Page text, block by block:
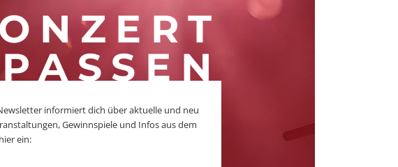
informiert dich über aktuelle und neu
Gewinnspiele und Infos aus dem
ein: